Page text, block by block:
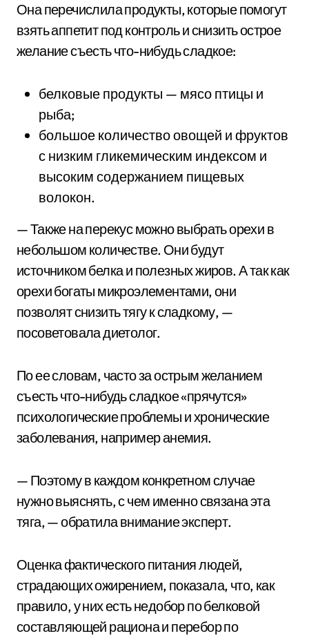
Она перечислила продукты, которые помогут
взять аппетит под контроль и снизить острое
желание съесть что-нибудь сладкое:
белковые продукты — мясо птицы и
рыба;
большое количество овощей и фруктов
с низким гликемическим индексом и
высоким содержанием пищевых
волокон.
— Также на перекус можно выбрать орехи в
небольшом количестве. Они будут
источником белка и полезных жиров. А так как
орехи богаты микроэлементами, они
позволят снизить тягу к сладкому, —
посоветовала диетолог.
По ее словам, часто за острым желанием
съесть что-нибудь сладкое «прячутся»
психологические проблемы и хронические
заболевания, например анемия.
— Поэтому в каждом конкретном случае
нужно выяснять, с чем именно связана эта
тяга, — обратила внимание эксперт.
Оценка фактического питания людей,
страдающих ожирением, показала, что, как
правило, у них есть недобор по белковой
составляющей рациона и перебор по